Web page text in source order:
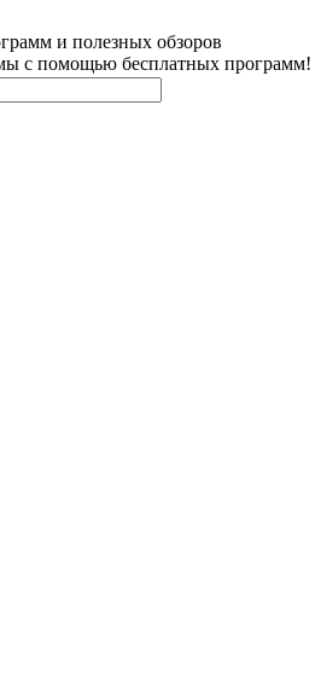
и полезных обзоров
с помощью бесплатных программ!